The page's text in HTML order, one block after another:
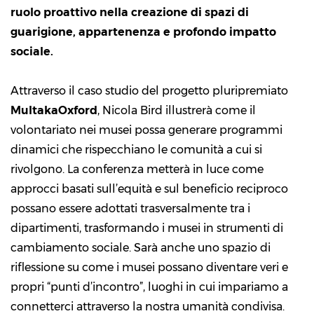
ruolo proattivo nella creazione di spazi di
guarigione, appartenenza e profondo impatto
sociale.
Attraverso il caso studio del progetto pluripremiato
MultakaOxford, Nicola Bird illustrerà come il
volontariato nei musei possa generare programmi
dinamici che rispecchiano le comunità a cui si
rivolgono. La conferenza metterà in luce come
approcci basati sull’equità e sul beneficio reciproco
possano essere adottati trasversalmente tra i
dipartimenti, trasformando i musei in strumenti di
cambiamento sociale. Sarà anche uno spazio di
riflessione su come i musei possano diventare veri e
propri “punti d’incontro”, luoghi in cui impariamo a
connetterci attraverso la nostra umanità condivisa.